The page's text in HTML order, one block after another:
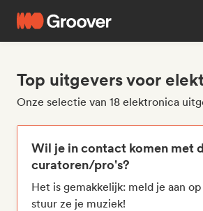
Top uitgevers voor
Onze selectie van 18 elektronica
Wil je in contact komen met
curatoren/pro's?
Het is gemakkelijk: meld je aan
stuur ze je muziek!